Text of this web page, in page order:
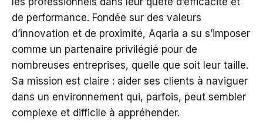
de performance. Fondée sur des valeurs
d’innovation et de proximité, Aqaria a su s’imposer
comme un partenaire privilégié pour de
nombreuses entreprises, quelle que soit leur taille.
Sa mission est claire : aider ses clients à naviguer
dans un environnement qui, parfois, peut sembler
complexe et difficile à appréhender.